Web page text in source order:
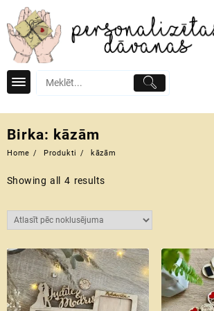
to
content
Birka: kāzām
Home Produkti kāzām
Showing all 4 results